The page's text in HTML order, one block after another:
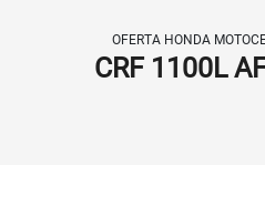
OFERTA HONDA
CRF 1100L